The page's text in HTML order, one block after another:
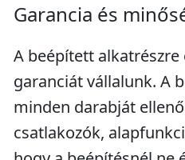
Garancia és
A beépített alkatrészre
garanciát vállalunk. A
minden darabját
csatlakozók,